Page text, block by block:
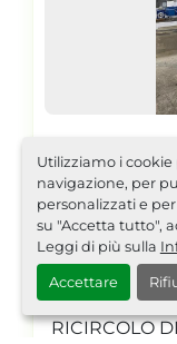
Utilizziamo i
navigazione, per
personalizzati e
su "Accetta tutto",
Leggi di più sulla
Accettare
Posizione
2021
IN PRIMO
SVUOTA
RICIRCOLO